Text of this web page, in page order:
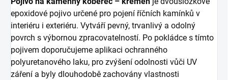
epoxidové pojivo určené pro pojení říčních kamínků v
interiéru i exteriéru. Vytváří pevný, trvanlivý a odolný
povrch s výbornou zpracovatelností. Po pokládce s tímto
pojivem doporučujeme aplikaci ochranného
polyuretanového laku, pro zvýšení odolnosti vůči UV
záření a byly dlouhodobě zachovány vlastnosti